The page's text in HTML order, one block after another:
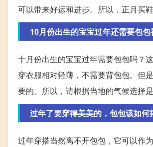
可以带来好运和进步。所以，正月买
10月份出生的宝宝过年还需要包包
十月份出生的宝宝过年需要包包吗？
穿衣服相对轻薄，不需要背包包。但
要的。所以，请根据当地的气候选择
过年了要穿得美美的，包包该如何
过年穿搭当然离不开包包，它可以作